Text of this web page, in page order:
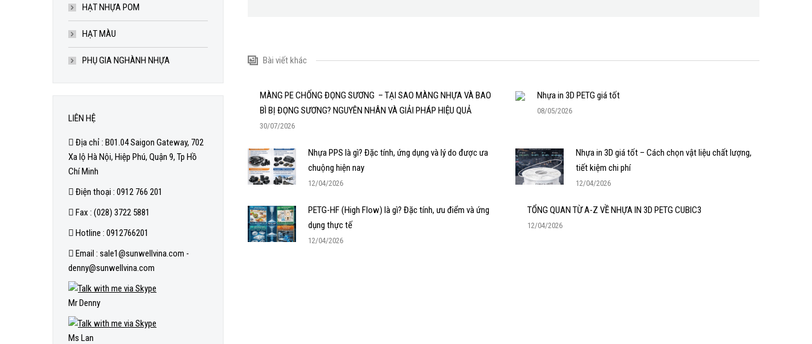
Bài viết khác
MÀNG PE CHỐNG ĐỌNG SƯƠNG – TẠI SAO MÀNG NHỰA VÀ BAO
BÌ BỊ ĐỌNG SƯƠNG? NGUYÊN NHÂN VÀ GIẢI PHÁP HIỆU QUẢ
30/07/2026
Nhựa in 3D PETG giá tốt
08/05/2026
Nhựa PPS là gì? Đặc tính, ứng dụng và lý do được ưa
chuộng hiện nay
12/04/2026
Nhựa in 3D giá tốt – Cách chọn vật liệu chất lượng,
tiết kiệm chi phí
12/04/2026
PETG-HF (High Flow) là gì? Đặc tính, ưu điểm và ứng
dụng thực tế
12/04/2026
TỔNG QUAN TỪ A-Z VỀ NHỰA IN 3D PETG CUBIC3
12/04/2026
HẠT NHỰA POM
HẠT MÀU
PHỤ GIA NGHÀNH NHỰA
LIÊN HỆ
Địa chỉ : B01.04 Saigon Gateway, 702
Xa lộ Hà Nội, Hiệp Phú, Quận 9, Tp Hồ
Chí Minh
Điện thoại : 0912 766 201
Fax : (028) 3722 5881
Hotline : 0912766201
Email : sale1@sunwellvina.com -
denny@sunwellvina.com
Mr Denny
Ms Lan